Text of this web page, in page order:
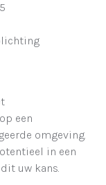
een
omgeving.
in een
uw kans.